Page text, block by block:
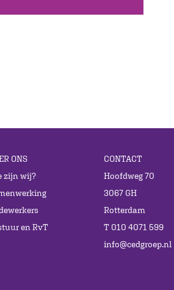
ONS
zijn wij?
en RvT
CONTACT
Hoofdweg 70
3067 GH
Rotterdam
T 010 4071 599
info@cedgroep.nl